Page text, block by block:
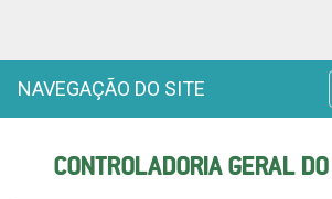
NAVEGAÇÃO DO SITE
CONTROLADORIA GERAL